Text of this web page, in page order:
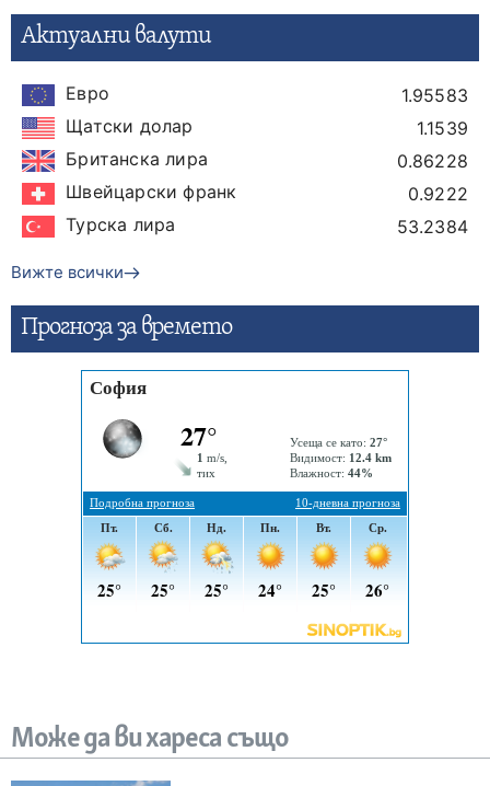
Актуални валути
Евро
1.95583
Щатски долар
1.1539
Британска лира
0.86228
Швейцарски франк
0.9222
Турска лира
53.2384
Вижте всички
Прогнозa за времето
Може да ви хареса също